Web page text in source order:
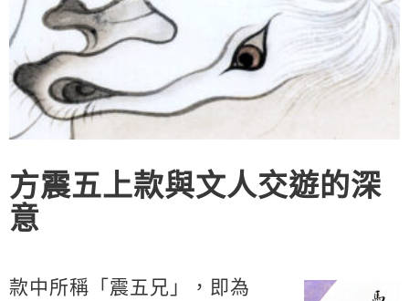
方震五上款與文人交遊的深
意
款中所稱「震五兄」，即為